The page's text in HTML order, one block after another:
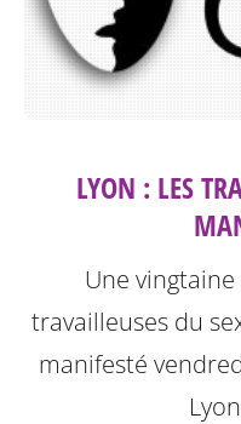
LYON : LES
Une
travailleuses du
manifesté